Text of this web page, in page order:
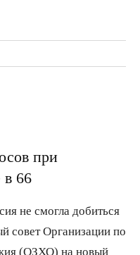
при
66
не смогла добиться
совет Организации по
(ОЗХО) на новый